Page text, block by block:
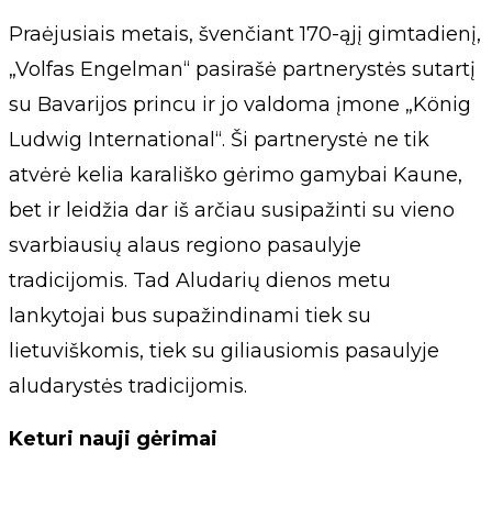
Praėjusiais metais, švenčiant 170-ąjį gimtadienį,
„Volfas Engelman“ pasirašė partnerystės sutartį
su Bavarijos princu ir jo valdoma įmone „König
Ludwig International“. Ši partnerystė ne tik
atvėrė kelia karališko gėrimo gamybai Kaune,
bet ir leidžia dar iš arčiau susipažinti su vieno
svarbiausių alaus regiono pasaulyje
tradicijomis. Tad Aludarių dienos metu
lankytojai bus supažindinami tiek su
lietuviškomis, tiek su giliausiomis pasaulyje
aludarystės tradicijomis.
Keturi nauji gėrimai